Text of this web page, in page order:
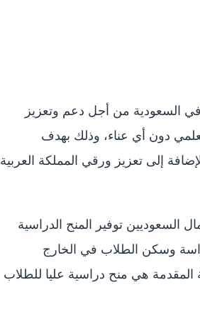
في السعودية من أجل دعم وتعزيز
دون أي عناء، وذلك بهدف
إلى تعزيز ورقي المملكة العربية
السعوديين توفير المنح الدراسية
وسكن الطلاب في الخارج
هي منح دراسية عليا للطلاب